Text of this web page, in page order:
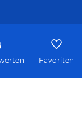
Favoriten